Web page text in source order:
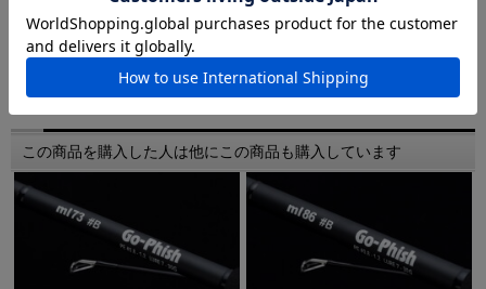
「 ※生産時にやむを得ず発生する小さな傷、僅かなガイドのズ
レ、ナキ、キシミやスレッドなどのエポキシ（細かい気泡）等は
交換対象となりませんのでご注意下さい。」また、皆様ご存じだ
とは思われますが、竿を曲げるとガイドのエポキシはメーカーに
もよりますがガイドフットのクラックは使用頻度により出るもの
も御座いますのでこちらも返品対象にはなりませんのでご了承の
上ご購入をお願い致します。
お問い合わせ
友達にメールですすめる
この商品を購入した人は他にこの商品も購入しています